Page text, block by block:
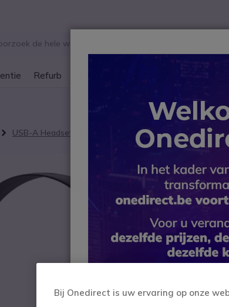
Refurb
B2B-webshop – Minimale
USB-A Headset EPOS PC 8 USB
IconTopverkoper
Bij Onedirect is uw ervaring op onze